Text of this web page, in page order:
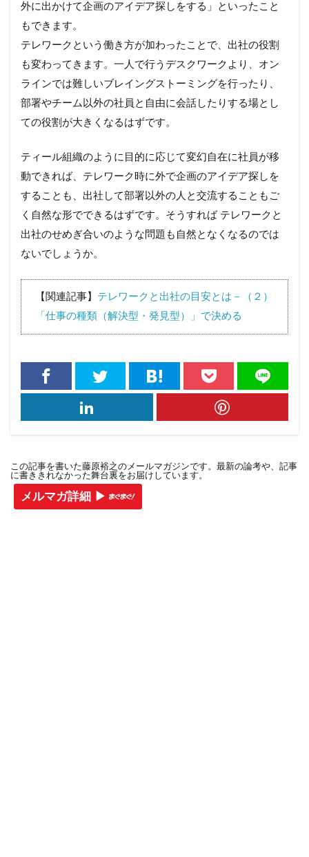
外に出かけて企画のアイデア探しをする」といったこと
もできます。
テレワークという働き方が加わったことで、出社の役割
も変わってきます。一人で行うデスクワークより、オン
ラインでは難しいブレイングストーミングを行ったり、
部署やチーム以外の社員と自由に会話したりする場とし
ての役割が大きくなるはずです。
ティール組織のように目的に応じて変幻自在に社員が移
動できれば、テレワーク時に外で企画のアイデア探しを
することも、出社して部署以外の人と交流することもご
く自然な形でできるはずです。そうすれば テレワークと
出社のせめぎ合いのような問題も自然となくなるのでは
ないでしょうか。
【関連記事】 テレワークと出社の目安とは－（２）
「仕事の種類（解決型・発見型）」で決める
この記事を書いた藤原裕之のメールマガジンです。最新の論考や、記事
に書ききれなかった舞台裏をお届けしています。
メルマガ詳細 ▶︎